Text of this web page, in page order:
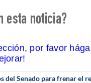
esta noticia?
por favor
del Senado para frenar el